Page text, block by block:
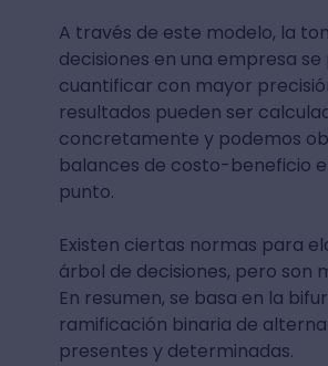
A través de este modelo, la
decisiones en una empresa se
cuantificar con mayor
resultados pueden ser
concretamente y podemos
balances de costo-beneficio
punto.
Existen ciertas normas para
árbol de decisiones, pero son
En resumen, se basa en la
ramificación binaria de
presentes y determinadas.